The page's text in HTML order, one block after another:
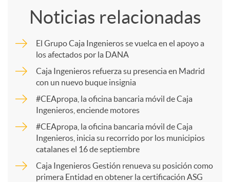
p
a
r
t
Noticias relacionadas
El Grupo Caja Ingenieros se vuelca en el apoyo a
los afectados por la DANA
Caja Ingenieros refuerza su presencia en Madrid
con un nuevo buque insignia
#CEApropa, la oficina bancaria móvil de Caja
Ingenieros, enciende motores
#CEApropa, la oficina bancaria móvil de Caja
Ingenieros, inicia su recorrido por los municipios
catalanes el 16 de septiembre
Caja Ingenieros Gestión renueva su posición como
primera Entidad en obtener la certificación ASG